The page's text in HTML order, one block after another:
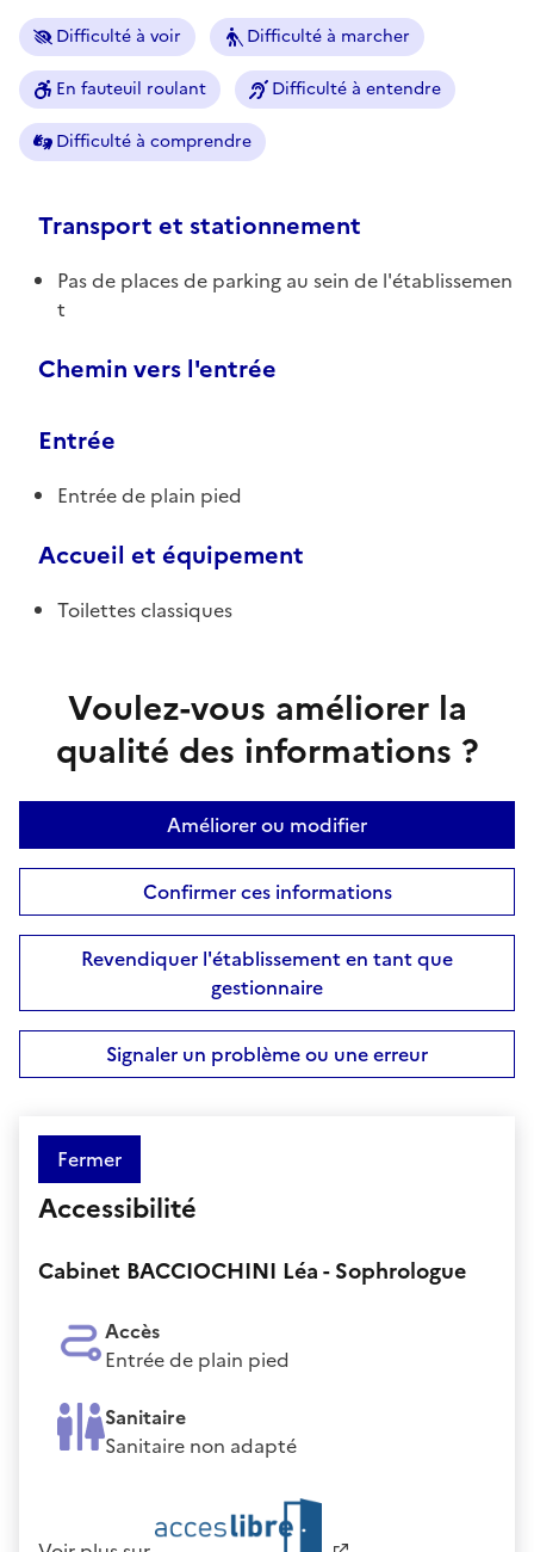
Difficulté à voir Difficulté à marcher
En fauteuil roulant Difficulté à entendre
Difficulté à comprendre
Transport et stationnement
Pas de places de parking au sein de l'établissemen
t
Chemin vers l'entrée
Entrée
Entrée de plain pied
Accueil et équipement
Toilettes classiques
Voulez-vous améliorer la
qualité des informations ?
Améliorer ou modifier
Confirmer ces informations
Revendiquer l'établissement en tant que
gestionnaire
Signaler un problème ou une erreur
Fermer
Accessibilité
Cabinet BACCIOCHINI Léa - Sophrologue
Accès
Entrée de plain pied
Sanitaire
Sanitaire non adapté